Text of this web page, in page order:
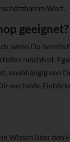
Wert.
geeignet?
wenn Du bereits
möchtest.
unabhängig von
wertvolle
Wissen über den